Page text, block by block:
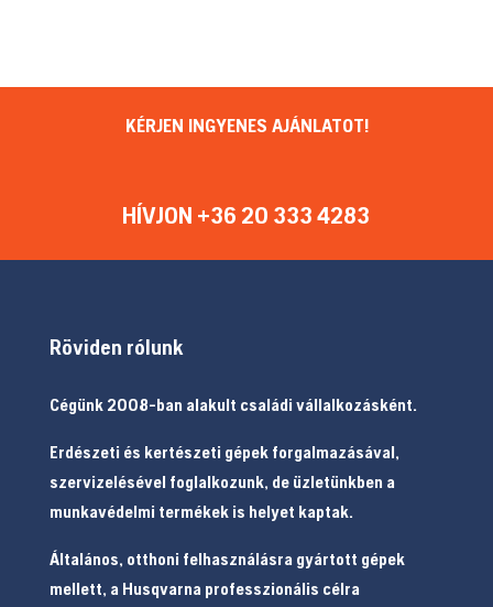
KÉRJEN INGYENES AJÁNLATOT!
HÍVJON +36 20 333 4283
Röviden rólunk
Cégünk 2008-ban alakult családi vállalkozásként.
Erdészeti és kertészeti gépek forgalmazásával,
szervizelésével foglalkozunk, de üzletünkben a
munkavédelmi termékek is helyet kaptak.
Általános, otthoni felhasználásra gyártott gépek
mellett, a Husqvarna professzionális célra